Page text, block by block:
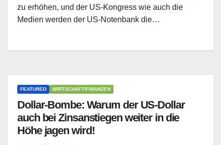
zu erhöhen, und der US-Kongress wie auch die
Medien werden der US-Notenbank die…
FEATURED WIRTSCHAFT/FINANZEN
Dollar-Bombe: Warum der US-Dollar
auch bei Zinsanstiegen weiter in die
Höhe jagen wird!